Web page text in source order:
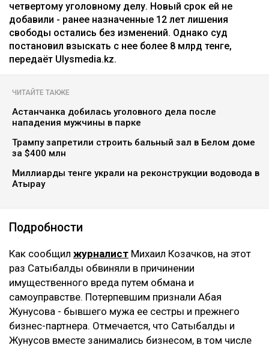
четвертому уголовному делу. Новый срок ей не
добавили - ранее назначенные 12 лет лишения
свободы остались без изменений. Однако суд
постановил взыскать с нее более 8 млрд тенге,
передаёт Ulysmedia.kz.
ЧИТАЙТЕ ТАКЖЕ
Астанчанка добилась уголовного дела после
нападения мужчины в парке
Трампу запретили строить бальный зал в Белом доме
за $400 млн
Миллиарды тенге украли на реконструкции водовода в
Атырау
Подробности
Как сообщил журналист Михаил Козачков, на этот
раз Сатыбалды обвиняли в причинении
имущественного вреда путем обмана и
самоуправстве. Потерпевшим признали Абая
Жунусова - бывшего мужа ее сестры и прежнего
бизнес-партнера. Отмечается, что Сатыбалды и
Жунусов вместе занимались бизнесом, в том числе